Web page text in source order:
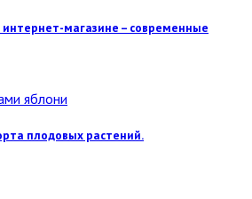
магазине – современные
плодовых растений.